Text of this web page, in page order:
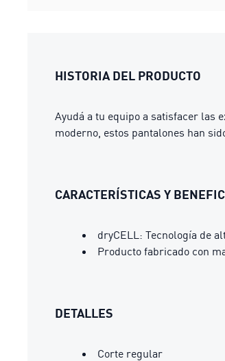
HISTORIA DEL PRODUCTO
Ayudá a tu equipo a satisfacer las
moderno, estos pantalones han
CARACTERÍSTICAS Y
dryCELL: Tecnología de
Producto fabricado con
DETALLES
Corte regular